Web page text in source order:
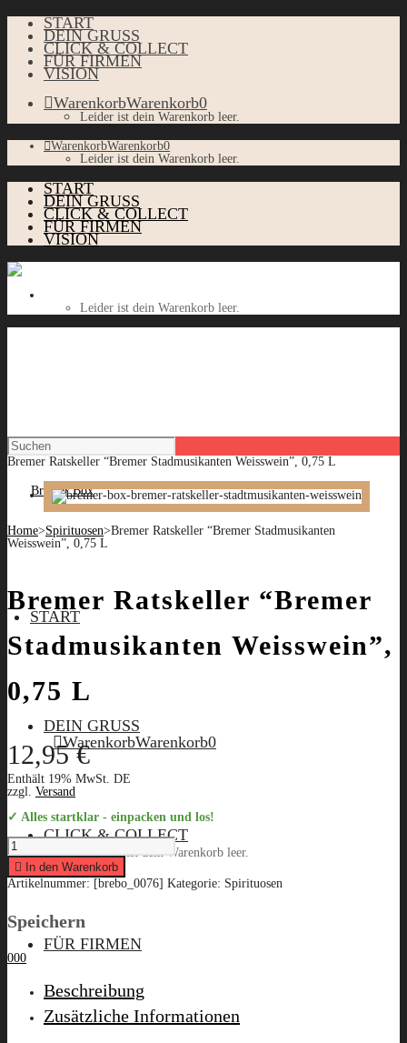
START
DEIN GRUSS
CLICK & COLLECT
FÜR FIRMEN
VISION
WarenkorbWarenkorb0
Leider ist dein Warenkorb leer.
WarenkorbWarenkorb0
Leider ist dein Warenkorb leer.
START
DEIN GRUSS
CLICK & COLLECT
FÜR FIRMEN
VISION
Leider ist dein Warenkorb leer.
START
DEIN GRUSS
CLICK & COLLECT
FÜR FIRMEN
WarenkorbWarenkorb0
Leider ist dein Warenkorb leer.
Menü
Bremer Ratskeller “Bremer Stadmusikanten Weisswein”, 0,75 L
Home>Spirituosen>Bremer Ratskeller “Bremer Stadmusikanten
Weisswein”, 0,75 L
Bremer Ratskeller “Bremer
Stadmusikanten Weisswein”,
0,75 L
12,95€
Enthält 19% MwSt. DE
zzgl. Versand
✓ Alles startklar - einpacken und los!
Bremer
Ratskeller
"Bremer
Stadmusikanten
L
quantity
In den Warenkorb
Artikelnummer: [brebo_0076] Kategorie: Spirituosen
Speichern
000
Beschreibung
Zusätzliche Informationen